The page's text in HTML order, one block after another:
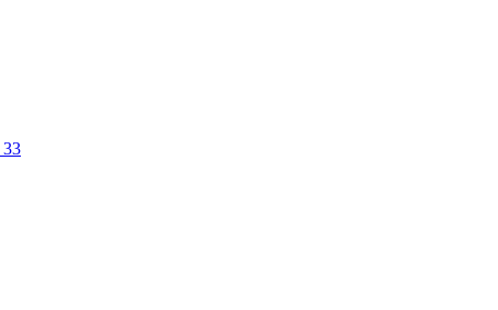
33